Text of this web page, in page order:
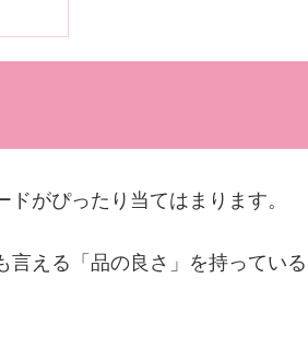
がぴったり当てはまります。
言える「品の良さ」を持っている